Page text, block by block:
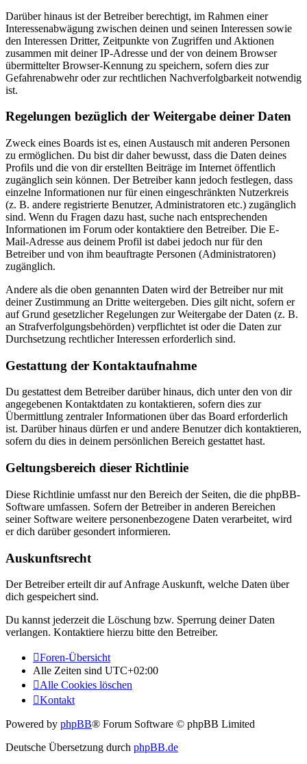
Darüber hinaus ist der Betreiber berechtigt, im Rahmen einer
Interessenabwägung zwischen deinen und seinen Interessen sowie
den Interessen Dritter, Zeitpunkte von Zugriffen und Aktionen
zusammen mit deiner IP-Adresse und der von deinem Browser
übermittelter Browser-Kennung zu speichern, sofern dies zur
Gefahrenabwehr oder zur rechtlichen Nachverfolgbarkeit notwendig
ist.
Regelungen bezüglich der Weitergabe deiner Daten
Zweck eines Boards ist es, einen Austausch mit anderen Personen
zu ermöglichen. Du bist dir daher bewusst, dass die Daten deines
Profils und die von dir erstellten Beiträge im Internet öffentlich
zugänglich sein können. Der Betreiber kann jedoch festlegen, dass
einzelne Informationen nur für einen eingeschränkten Nutzerkreis
(z. B. andere registrierte Benutzer, Administratoren etc.) zugänglich
sind. Wenn du Fragen dazu hast, suche nach entsprechenden
Informationen im Forum oder kontaktiere den Betreiber. Die E-
Mail-Adresse aus deinem Profil ist dabei jedoch nur für den
Betreiber und von ihm beauftragte Personen (Administratoren)
zugänglich.
Andere als die oben genannten Daten wird der Betreiber nur mit
deiner Zustimmung an Dritte weitergeben. Dies gilt nicht, sofern er
auf Grund gesetzlicher Regelungen zur Weitergabe der Daten (z. B.
an Strafverfolgungsbehörden) verpflichtet ist oder die Daten zur
Durchsetzung rechtlicher Interessen erforderlich sind.
Gestattung der Kontaktaufnahme
Du gestattest dem Betreiber darüber hinaus, dich unter den von dir
angegebenen Kontaktdaten zu kontaktieren, sofern dies zur
Übermittlung zentraler Informationen über das Board erforderlich
ist. Darüber hinaus dürfen er und andere Benutzer dich kontaktieren,
sofern du dies in deinem persönlichen Bereich gestattet hast.
Geltungsbereich dieser Richtlinie
Diese Richtlinie umfasst nur den Bereich der Seiten, die die phpBB-
Software umfassen. Sofern der Betreiber in anderen Bereichen
seiner Software weitere personenbezogene Daten verarbeitet, wird
er dich darüber gesondert informieren.
Auskunftsrecht
Der Betreiber erteilt dir auf Anfrage Auskunft, welche Daten über
dich gespeichert sind.
Du kannst jederzeit die Löschung bzw. Sperrung deiner Daten
verlangen. Kontaktiere hierzu bitte den Betreiber.
Foren-Übersicht
Alle Zeiten sind UTC+02:00
Alle Cookies löschen
Kontakt
Powered by phpBB® Forum Software © phpBB Limited
Deutsche Übersetzung durch phpBB.de